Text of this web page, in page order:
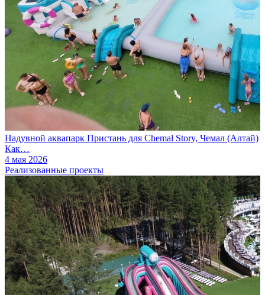
Надувной аквапарк Пристань для Chemal Story, Чемал (Алтай)
Как…
4 мая 2026
Реализованные проекты